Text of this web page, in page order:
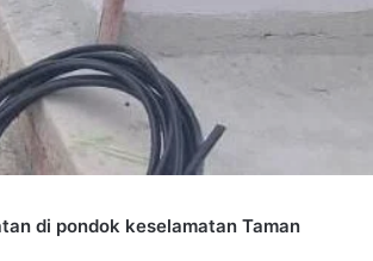
di pondok keselamatan Taman